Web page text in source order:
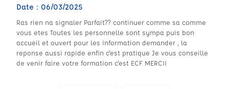
Date : 06/03/2025
Ras rien na signaler Parfait?? continuer comme sa comme
vous etes Toutes les personnelle sont sympa puis bon
accueil et ouvert pour les information demander , la
reponse aussi rapide enfin c'est pratique Je vous conseille
de venir faire votre formation c'est ECF MERCII